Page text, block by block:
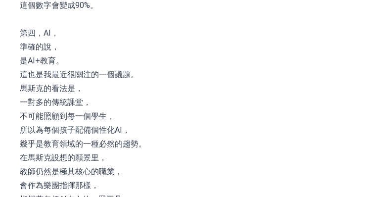
這個數字會變成90%。
第四，AI，
準確的說，
是AI+教育。
這也是我最近很關注的一個議題。
馬斯克的看法是，
一對多的傳統課堂，
不可能照顧到每一個學生，
所以為每個孩子配備個性化AI，
幾乎是教育領域的一種必然的趨勢。
在馬斯克設想的願景里，
教師仍然是極其核心的職業，
會作為樂團指揮那樣，